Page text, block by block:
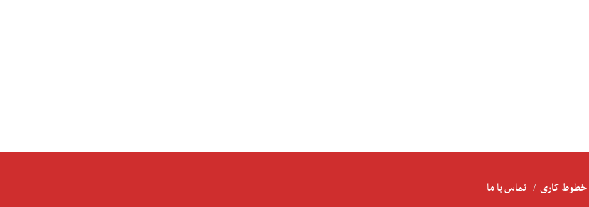
خطوط کاری تماس با ما